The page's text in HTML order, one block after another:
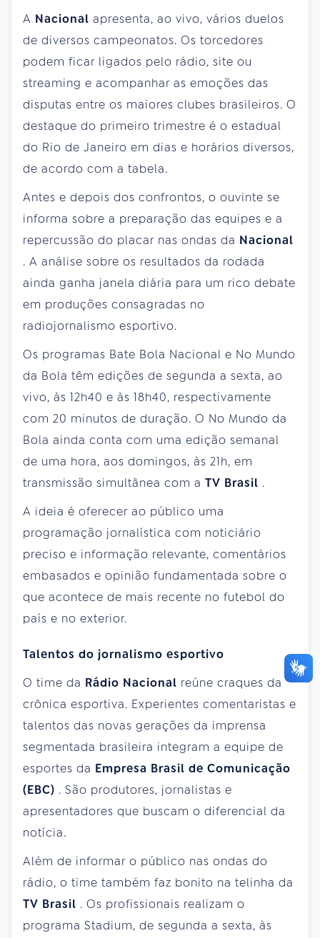
A Nacional apresenta, ao vivo, vários duelos
de diversos campeonatos. Os torcedores
podem ficar ligados pelo rádio, site ou
streaming e acompanhar as emoções das
disputas entre os maiores clubes brasileiros. O
destaque do primeiro trimestre é o estadual
do Rio de Janeiro em dias e horários diversos,
de acordo com a tabela.
Antes e depois dos confrontos, o ouvinte se
informa sobre a preparação das equipes e a
repercussão do placar nas ondas da Nacional
. A análise sobre os resultados da rodada
ainda ganha janela diária para um rico debate
em produções consagradas no
radiojornalismo esportivo.
Os programas Bate Bola Nacional e No Mundo
da Bola têm edições de segunda a sexta, ao
vivo, às 12h40 e às 18h40, respectivamente
com 20 minutos de duração. O No Mundo da
Bola ainda conta com uma edição semanal
de uma hora, aos domingos, às 21h, em
transmissão simultânea com a TV Brasil .
A ideia é oferecer ao público uma
programação jornalística com noticiário
preciso e informação relevante, comentários
embasados e opinião fundamentada sobre o
que acontece de mais recente no futebol do
país e no exterior.
Talentos do jornalismo esportivo
O time da Rádio Nacional reúne craques da
crônica esportiva. Experientes comentaristas e
talentos das novas gerações da imprensa
segmentada brasileira integram a equipe de
esportes da Empresa Brasil de Comunicação
(EBC) . São produtores, jornalistas e
apresentadores que buscam o diferencial da
notícia.
Além de informar o público nas ondas do
rádio, o time também faz bonito na telinha da
TV Brasil . Os profissionais realizam o
programa Stadium, de segunda a sexta, às